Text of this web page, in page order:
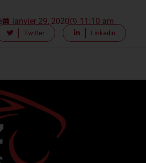
janvier 29, 2020 11:10 am
Twitter Linkedin